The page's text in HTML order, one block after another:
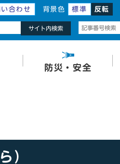
合わせ 背景色 標準 反転
サイト内検索
防災・安全
）